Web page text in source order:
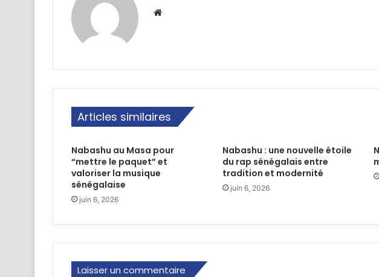
Articles similaires
Nabashu au Masa pour
“mettre le paquet” et
valoriser la musique
sénégalaise
juin 6, 2026
Nabashu : une nouvelle étoile
du rap sénégalais entre
tradition et modernité
juin 6, 2026
Laisser un commentaire